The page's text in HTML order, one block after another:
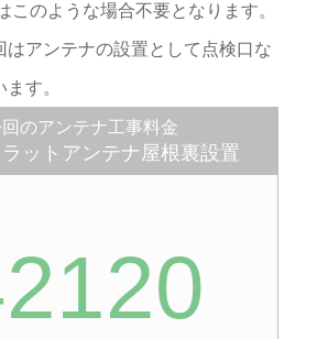
のような場合不要となります。
アンテナの設置として点検口な
す。
回のアンテナ工事料金
ットアンテナ屋根裏設置